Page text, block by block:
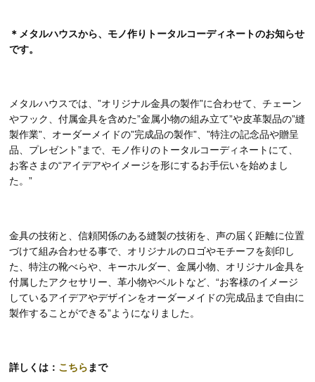
＊メタルハウスから、モノ作りトータルコーディネートのお知らせ
です。
メタルハウスでは、”オリジナル金具の製作”に合わせて、チェーン
やフック、付属金具を含めた”金属小物の組み立て”や皮革製品の”縫
製作業”、オーダーメイドの”完成品の製作”、”特注の記念品や贈呈
品、プレゼント”まで、モノ作りのトータルコーディネートにて、
お客さまの“アイデアやイメージを形にするお手伝いを始めまし
た。”
金具の技術と、信頼関係のある縫製の技術を、声の届く距離に位置
づけて組み合わせる事で、オリジナルのロゴやモチーフを刻印し
た、特注の靴べらや、キーホルダー、金属小物、オリジナル金具を
付属したアクセサリー、革小物やベルトなど、“お客様のイメージ
しているアイデアやデザインをオーダーメイドの完成品まで自由に
製作することができる”ようになりました。
詳しくは： こちらまで